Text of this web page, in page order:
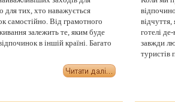
для тих, хто наважується
самостійно. Від грамотного
залежить те, яким буде
в іншій країні. Багато
готелі
завжди
туристів